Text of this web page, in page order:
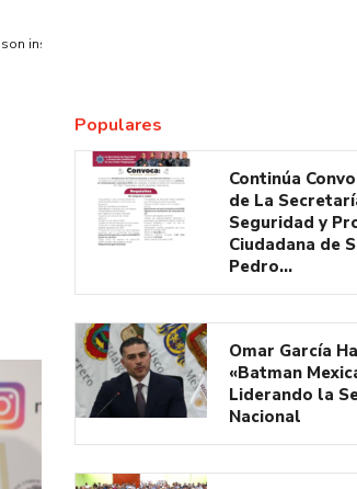
insuficientes
Populares
Continúa
de La
Seguridad y
Ciudadana de
Pedro…
Omar García
«Batman
Liderando la
Nacional